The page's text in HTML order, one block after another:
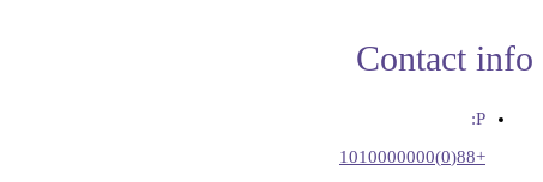
Contact info
P:
+88(0)1010000000